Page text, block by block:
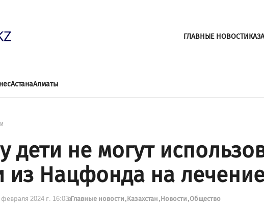
ГЛАВНЫЕ НОВОСТИ
АстанаАлматы
дети не могут
из Нацфонда на
февраля 2024 г. 16:03вГлавные новости Казахстан НовостиОбщество